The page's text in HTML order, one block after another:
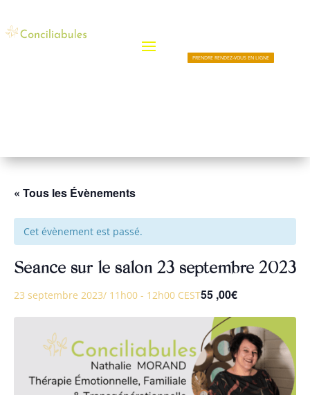
PRENDRE RENDEZ-VOUS EN LIGNE
« Tous les Évènements
Cet évènement est passé.
Séance sur le salon 23 septembre 2023
23 septembre 2023/ 11h00 - 12h00 CEST55 ,00€